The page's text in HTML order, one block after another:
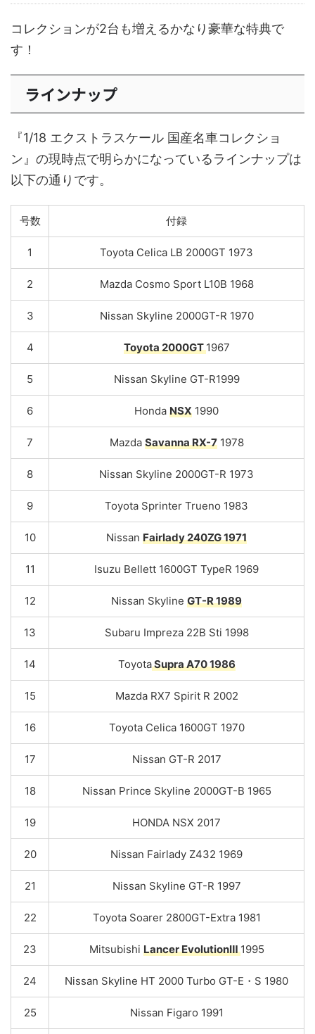
コレクションが2台も増えるかなり豪華な特典で
す！
ラインナップ
『1/18 エクストラスケール 国産名車コレクショ
ン』の現時点で明らかになっているラインナップは
以下の通りです。
号数 付録
1 Toyota Celica LB 2000GT 1973
2 Mazda Cosmo Sport L10B 1968
3 Nissan Skyline 2000GT-R 1970
4 Toyota 2000GT1967
5 Nissan Skyline GT-R1999
6 Honda NSX 1990
7 Mazda Savanna RX-71978
8 Nissan Skyline 2000GT-R 1973
9 Toyota Sprinter Trueno 1983
10 Nissan Fairlady 240ZG 1971
11 Isuzu Bellett 1600GT TypeR 1969
12 Nissan Skyline GT-R 1989
13 Subaru Impreza 22B Sti 1998
14 ToyotaSupra A70 1986
15 Mazda RX7 Spirit R 2002
16 Toyota Celica 1600GT 1970
17 Nissan GT-R 2017
18 Nissan Prince Skyline 2000GT-B 1965
19 HONDA NSX 2017
20 Nissan Fairlady Z432 1969
21 Nissan Skyline GT-R 1997
22 Toyota Soarer 2800GT-Extra 1981
23 Mitsubishi Lancer EvolutionⅢ1995
24 Nissan Skyline HT 2000 Turbo GT-E・S 1980
25 Nissan Figaro 1991